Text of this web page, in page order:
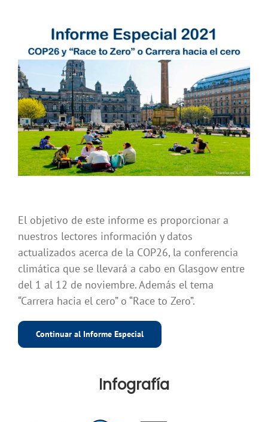
El objetivo de este informe es proporcionar a
nuestros lectores información y datos
actualizados acerca de la COP26, la conferencia
climática que se llevará a cabo en Glasgow entre
del 1 al 12 de noviembre. Además el tema
“Carrera hacia el cero” o “Race to Zero”.
Continuar al Informe Especial
Infografía